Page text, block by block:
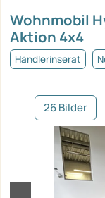
Wohnmobil
Aktion 4x4
Händlerinserat
26 Bilder